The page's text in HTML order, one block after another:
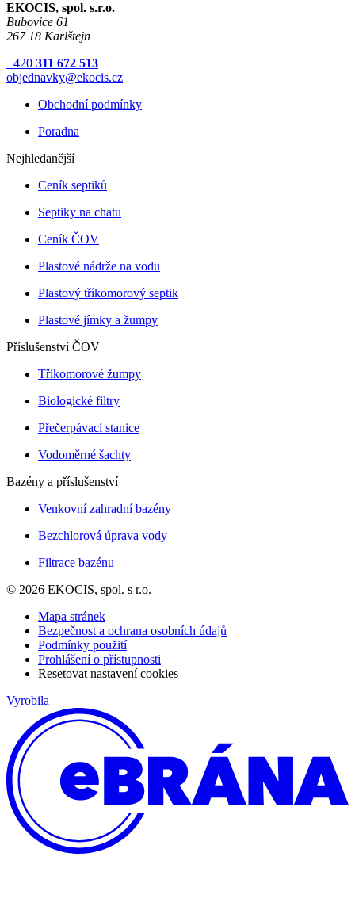
EKOCIS, spol. s.r.o.
Bubovice 61
267 18 Karlštejn
+420 311 672 513
objednavky@ekocis.cz
Obchodní podmínky
Poradna
Nejhledanější
Ceník septiků
Septiky na chatu
Ceník ČOV
Plastové nádrže na vodu
Plastový tříkomorový septik
Plastové jímky a žumpy
Příslušenství ČOV
Tříkomorové žumpy
Biologické filtry
Přečerpávací stanice
Vodoměrné šachty
Bazény a příslušenství
Venkovní zahradní bazény
Bezchlorová úprava vody
Filtrace bazénu
© 2026 EKOCIS, spol. s r.o.
Mapa stránek
Bezpečnost a ochrana osobních údajů
Podmínky použití
Prohlášení o přístupnosti
Resetovat nastavení cookies
Vyrobila